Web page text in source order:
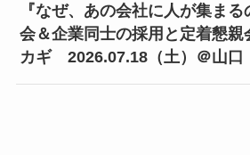
『なぜ、あの会社に人が集ま
会＆企業同士の採用と定着懇
カギ 2026.07.18（土）＠山口